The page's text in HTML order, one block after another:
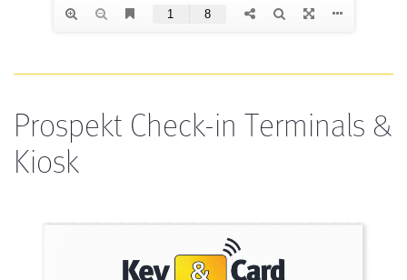
Prospekt Check-in Terminals &
Kiosk